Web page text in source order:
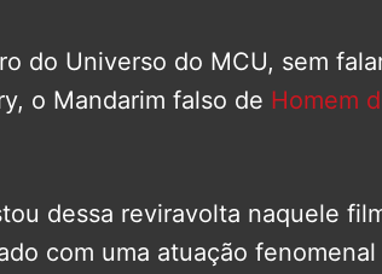
do Universo do MCU, sem
o Mandarim falso de Homem
dessa reviravolta naquele
com uma atuação fenomenal